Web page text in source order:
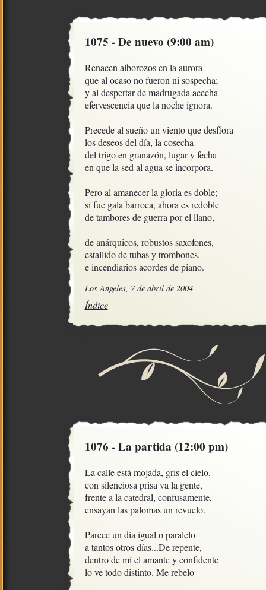
1075 - De nuevo (9:00 am)
Renacen alborozos en la aurora
que al ocaso no fueron ni sospecha;
y al despertar de madrugada acecha
efervescencia que la noche ignora.
Precede al sueño un viento que desflora
los deseos del día, la cosecha
del trigo en granazón, lugar y fecha
en que la sed al agua se incorpora.
Pero al amanecer la gloria es doble;
si fue gala barroca, ahora es redoble
de tambores de guerra por el llano,
de anárquicos, robustos saxofones,
estallido de tubas y trombones,
e incendiarios acordes de piano.
Los Angeles, 7 de abril de 2004
Índice
1076 - La partida (12:00 pm)
La calle está mojada, gris el cielo,
con silenciosa prisa va la gente,
frente a la catedral, confusamente,
ensayan las palomas un revuelo.
Parece un día igual o paralelo
a tantos otros días...De repente,
dentro de mí el amante y confidente
lo ve todo distinto. Me rebelo